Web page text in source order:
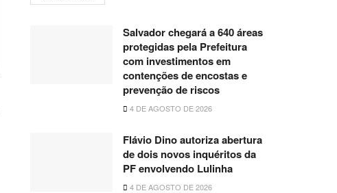
Salvador chegará a 640 áreas
protegidas pela Prefeitura
com investimentos em
contenções de encostas e
prevenção de riscos
4 DE AGOSTO DE 2026
Flávio Dino autoriza abertura
de dois novos inquéritos da
PF envolvendo Lulinha
4 DE AGOSTO DE 2026